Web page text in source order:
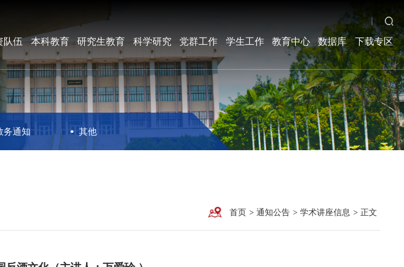
队伍 本科教育 研究生教育 科学研究 党群工作 学生工作 教育中心 数据库 下载专区
务通知 其他
首页 > 通知公告 > 学术讲座信息 > 正文